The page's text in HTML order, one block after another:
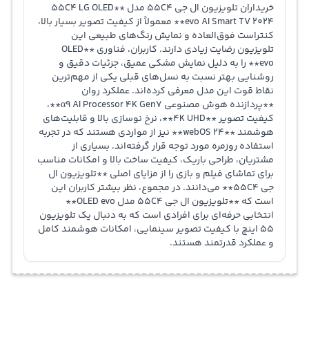
خریداران تلویزیون ال جی 55C4 مدل **55C4 LG OLED
evo AI Smart TV 2024** معمولاً از کیفیت تصویر بسیار بالا،
کنتراست فوق‌العاده و نمایش رنگ‌های طبیعی این
تلویزیون رضایت زیادی دارند. کاربران، فناوری **OLED
evo** را به دلیل نمایش مشکی عمیق، جزئیات دقیق و
روشنایی بهتر نسبت به نسل‌های قبلی یکی از مهم‌ترین
نقاط قوت این مدل معرفی کرده‌اند. عملکرد روان
**پردازنده هوش مصنوعی α9 AI Processor 4K Gen7**،
کیفیت تصویر **4K UHD**، نرخ نوسازی بالا و قابلیت‌های
هوشمند **webOS 24** نیز از مواردی هستند که در تجربه
استفاده روزمره مورد توجه قرار گرفته‌اند. بسیاری از
مشتریان، طراحی باریک، کیفیت ساخت بالا و امکانات مناسب
برای تماشای فیلم و بازی را از مزایای اصلی **تلویزیون ال
جی 55C4** می‌دانند. در مجموع، نظر بیشتر کاربران این
است که **تلویزیون ال جی 55C4 مدل OLED evo**
انتخابی حرفه‌ای برای افرادی است که به دنبال یک تلویزیون
55 اینچ با کیفیت تصویر سینمایی، امکانات هوشمند کامل
و عملکرد قدرتمند هستند.